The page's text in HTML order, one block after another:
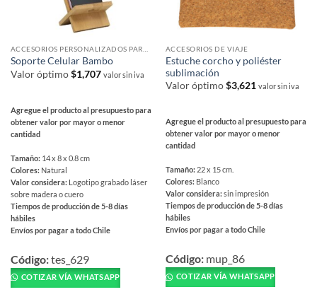
Soporte Celular Bambo
Valor óptimo$1,707 valor sin iva
Agregue el producto al presupuesto para
obtener valor por mayor o menor
cantidad
Tamaño: 14 x 8 x 0.8 cm
Colores: Natural
Valor considera: Logotipo grabado láser
sobre madera o cuero
Tiempos de producción de 5-8 días
hábiles
Envíos por pagar a todo Chile
producto
tiene
múltiples
Código:tes_629
COTIZAR VÍA WHATSAPP
ACCESORIOS DE VIAJE
Estuche corcho y poliéster
sublimación
Valor óptimo$3,621 valor sin iva
Agregue el producto al presupuesto para
obtener valor por mayor o menor
cantidad
Tamaño: 22 x 15 cm.
Colores: Blanco
Valor considera:sin impresión
Tiempos de producción de 5-8 días
hábiles
Envíos por pagar a todo Chile
producto
tiene
múltiples
Código: mup_86
COTIZAR VÍA WHATSAPP